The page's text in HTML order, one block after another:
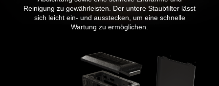
Reinigung zu gewährleisten. Der untere Staubfilter lässt
sich leicht ein- und ausstecken, um eine schnelle
Wartung zu ermöglichen.